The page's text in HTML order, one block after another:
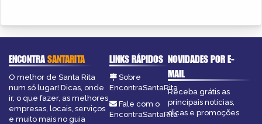
ENCONTRASANTARITA
O melhor de Santa Rita
num só lugar! Dicas, onde
ir, o que fazer, as melhores
empresas, locais, serviços
e muito mais no guia
LINKS RÁPIDOS
Sobre
EncontraSantaRita
Fale com o
EncontraSantaRita
NOVIDADES POR E-
MAIL
Receba grátis as
principais notícias,
dicas e promoções